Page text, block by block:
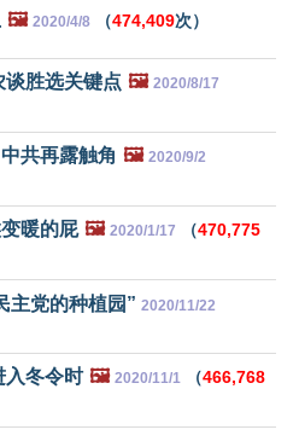
🖼️ 2020/4/8 （474,409次）
胜选关键点 🖼️ 2020/8/17
共再露触角 🖼️ 2020/9/2
暖的屁 🖼️ 2020/1/17 （470,775
主党的种植园” 2020/11/22
入冬令时 🖼️ 2020/11/1 （466,768